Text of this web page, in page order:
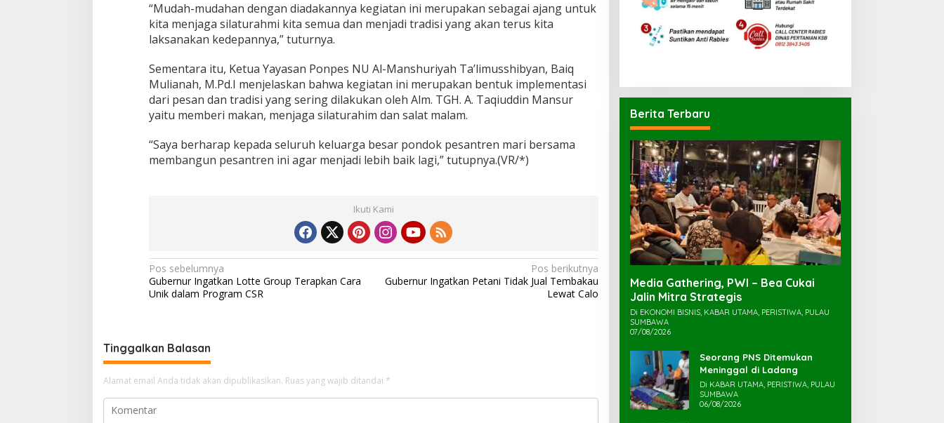
“Mudah-mudahan dengan diadakannya kegiatan ini merupakan sebagai ajang untuk
kita menjaga silaturahmi kita semua dan menjadi tradisi yang akan terus kita
laksanakan kedepannya,” tuturnya.
Sementara itu, Ketua Yayasan Ponpes NU Al-Manshuriyah Ta’limusshibyan, Baiq
Mulianah, M.Pd.I menjelaskan bahwa kegiatan ini merupakan bentuk implementasi
dari pesan dan tradisi yang sering dilakukan oleh Alm. TGH. A. Taqiuddin Mansur
yaitu memberi makan, menjaga silaturahim dan salat malam.
“Saya berharap kepada seluruh keluarga besar pondok pesantren mari bersama
membangun pesantren ini agar menjadi lebih baik lagi,” tutupnya.(VR/*)
Ikuti Kami
N
a
g
a
s
i
Pos sebelumnya
Gubernur Ingatkan Lotte Group Terapkan Cara
Unik dalam Program CSR
Pos berikutnya
Gubernur Ingatkan Petani Tidak Jual Tembakau
Lewat Calo
Tinggalkan Balasan
Alamat email Anda tidak akan dipublikasikan. Ruas yang wajib ditandai *
Berita Terbaru
Media Gathering, PWI – Bea Cukai
Jalin Mitra Strategis
Di EKONOMI BISNIS, KABAR UTAMA, PERISTIWA, PULAU
SUMBAWA
07/08/2026
Seorang PNS Ditemukan
Meninggal di Ladang
Di KABAR UTAMA, PERISTIWA, PULAU
SUMBAWA
06/08/2026